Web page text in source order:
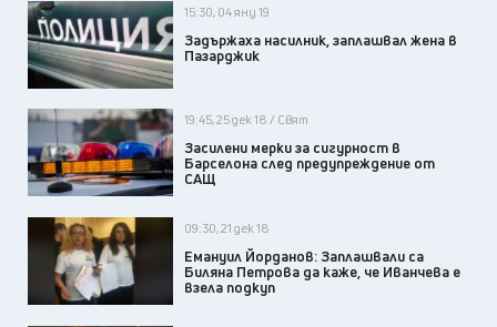
15:30, 04 яну 19
Задържаха насилник, заплашвал жена в
Пазарджик
19:45, 25 дек 18 / Свят
Засилени мерки за сигурност в
Барселона след предупреждение от
САЩ
09:30, 21 дек 18
Емануил Йорданов: Заплашвали са
Биляна Петрова да каже, че Иванчева е
взела подкуп